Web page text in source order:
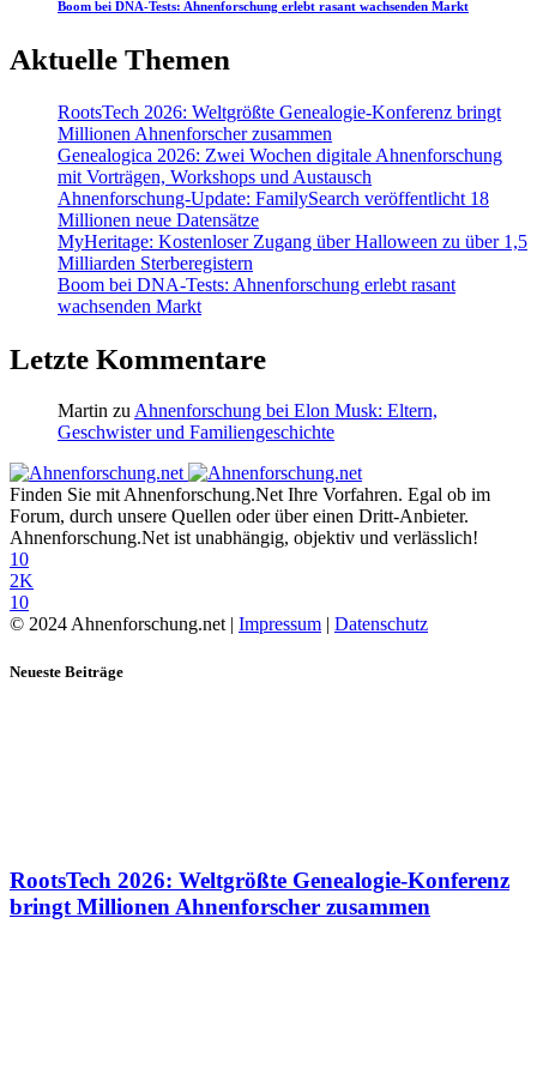
Boom bei DNA-Tests: Ahnenforschung erlebt rasant wachsenden Markt
Aktuelle Themen
RootsTech 2026: Weltgrößte Genealogie-Konferenz bringt
Millionen Ahnenforscher zusammen
Genealogica 2026: Zwei Wochen digitale Ahnenforschung
mit Vorträgen, Workshops und Austausch
Ahnenforschung-Update: FamilySearch veröffentlicht 18
Millionen neue Datensätze
MyHeritage: Kostenloser Zugang über Halloween zu über 1,5
Milliarden Sterberegistern
Boom bei DNA-Tests: Ahnenforschung erlebt rasant
wachsenden Markt
Letzte Kommentare
Martin zuAhnenforschung bei Elon Musk: Eltern,
Geschwister und Familiengeschichte
Finden Sie mit Ahnenforschung.Net Ihre Vorfahren. Egal ob im
Forum, durch unsere Quellen oder über einen Dritt-Anbieter.
Ahnenforschung.Net ist unabhängig, objektiv und verlässlich!
10
2K
10
© 2024 Ahnenforschung.net | Impressum Datenschutz
Neueste Beiträge
RootsTech 2026: Weltgrößte Genealogie-Konferenz
bringt Millionen Ahnenforscher zusammen